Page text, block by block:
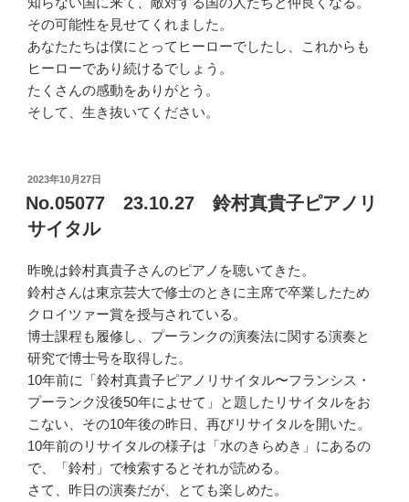
その可能性を見せてくれました。
あなたたちは僕にとってヒーローでしたし、これからも
ヒーローであり続けるでしょう。
たくさんの感動をありがとう。
そして、生き抜いてください。
投
稿
日:
2023年10月27日
No.05077 23.10.27 鈴村真貴子ピアノリ
サイタル
昨晩は鈴村真貴子さんのピアノを聴いてきた。
鈴村さんは東京芸大で修士のときに主席で卒業したため
クロイツァー賞を授与されている。
博士課程も履修し、プーランクの演奏法に関する演奏と
研究で博士号を取得した。
10年前に「鈴村真貴子ピアノリサイタル〜フランシス・
プーランク没後50年によせて」と題したリサイタルをお
こない、その10年後の昨日、再びリサイタルを開いた。
10年前のリサイタルの様子は「水のきらめき」にあるの
で、「鈴村」で検索するとそれが読める。
さて、昨日の演奏だが、とても楽しめた。